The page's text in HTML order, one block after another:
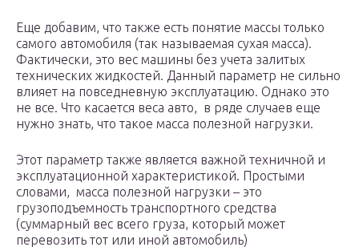
Еще добавим, что также есть понятие массы только
самого автомобиля (так называемая сухая масса).
Фактически, это вес машины без учета залитых
технических жидкостей. Данный параметр не сильно
влияет на повседневную эксплуатацию. Однако это
не все. Что касается веса авто, в ряде случаев еще
нужно знать, что такое масса полезной нагрузки.
Этот параметр также является важной техничной и
эксплуатационной характеристикой. Простыми
словами, масса полезной нагрузки – это
грузоподъемность транспортного средства
(суммарный вес всего груза, который может
перевозить тот или иной автомобиль)